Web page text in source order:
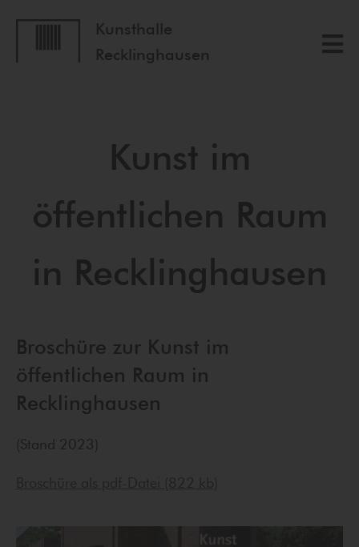
Kunsthalle
Recklinghausen
Kunst im
öffentlichen Raum
in Recklinghausen
Broschüre zur Kunst im
öffentlichen Raum in
Recklinghausen
(Stand 2023)